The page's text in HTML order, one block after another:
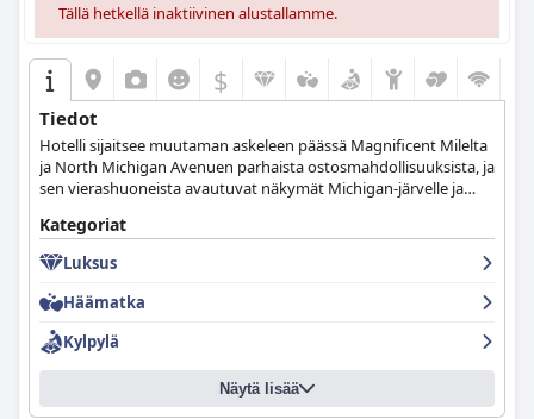
Tällä hetkellä inaktiivinen alustallamme.
$
Tiedot
Hotelli sijaitsee muutaman askeleen päässä Magnificent Milelta
ja North Michigan Avenuen parhaista ostosmahdollisuuksista, ja
sen vierashuoneista avautuvat näkymät Michigan-järvelle ja
Kategoriat
Luksus
Häämatka
Kylpylä
Näytä lisää